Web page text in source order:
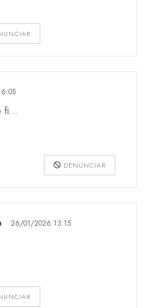
fi...
DENUNCIAR
26/01/2026 13:15